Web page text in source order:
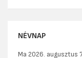
NÉVNAP
Ma 2026. augusztus